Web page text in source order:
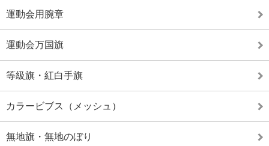
運動会用腕章
運動会万国旗
等級旗・紅白手旗
カラービブス（メッシュ）
無地旗・無地のぼり